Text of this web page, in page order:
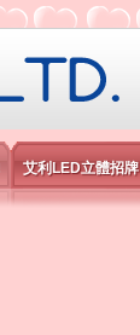
艾利LED立體招牌